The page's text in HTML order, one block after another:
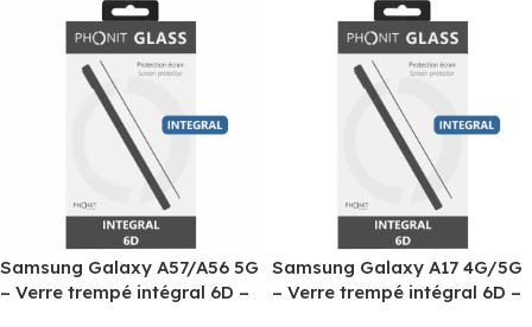
Samsung Galaxy A57/A56 5G
– Verre trempé intégral 6D –
Samsung Galaxy A17 4G/5G
– Verre trempé intégral 6D –